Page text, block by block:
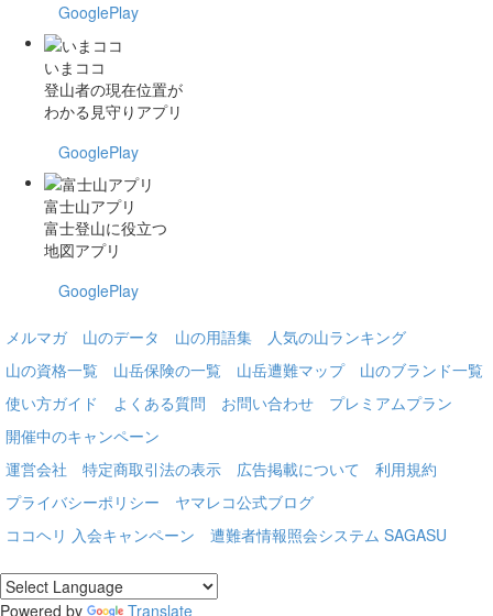
GooglePlay
いまココ
登山者の現在位置が
わかる見守りアプリ
GooglePlay
富士山アプリ
富士登山に役立つ
地図アプリ
GooglePlay
メルマガ 山のデータ 山の用語集
人気の山ランキング
山の資格一覧
山岳保険の一覧 山岳遭難マップ
山のブランド一覧
使い方ガイド
よくある質問 お問い合わせ
プレミアムプラン
開催中のキャンペーン
運営会社
特定商取引法の表示 広告掲載について
利用規約
プライバシーポリシー
ヤマレコ公式ブログ
ココヘリ 入会キャンペーン
遭難者情報照会システム SAGASU
Powered by Translate